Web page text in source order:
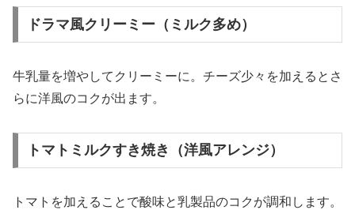
ドラマ風クリーミー（ミルク多め）
牛乳量を増やしてクリーミーに。チーズ少々を加えるとさ
らに洋風のコクが出ます。
トマトミルクすき焼き（洋風アレンジ）
トマトを加えることで酸味と乳製品のコクが調和します。